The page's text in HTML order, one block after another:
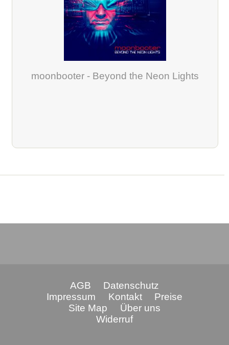
moonbooter - Beyond the Neon Lights
AGB
Datenschutz
Impressum
Kontakt
Preise
Site Map
Über uns
Widerruf